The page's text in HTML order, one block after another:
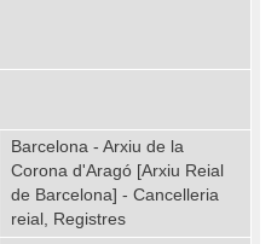
Barcelona - Arxiu de la
Corona d'Aragó [Arxiu Reial
de Barcelona] - Cancelleria
reial, Registres